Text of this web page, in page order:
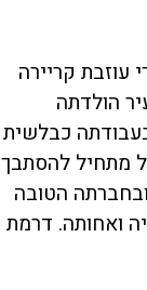
קריירה
הולדתה
בעבודתה כבלשית
מתחיל להסתבך
הטובה
ואחותה. דרמת